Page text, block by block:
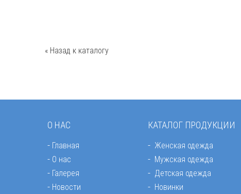
« Назад к каталогу
О НАС
Главная
О нас
Галерея
Новости
КАТАЛОГ ПРОДУКЦИИ
Женская одежда
Мужская одежда
Детская одежда
Новинки